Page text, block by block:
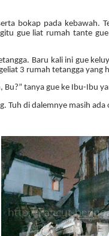
bokap pada kebawah.
gue liat rumah tante
Baru kali ini gue
3 rumah tetangga yang
tanya gue ke Ibu-Ibu
Tuh di dalemnye masih ada